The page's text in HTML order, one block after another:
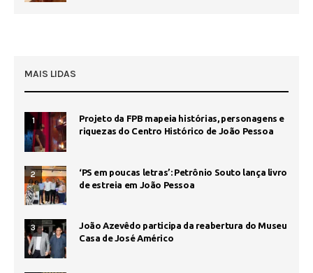
MAIS LIDAS
1
Projeto da FPB mapeia histórias, personagens e
riquezas do Centro Histórico de João Pessoa
2
‘PS em poucas letras’: Petrônio Souto lança livro
de estreia em João Pessoa
3
João Azevêdo participa da reabertura do Museu
Casa de José Américo